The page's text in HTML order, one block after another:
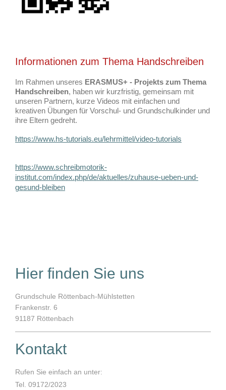
Informationen zum Thema Handschreiben
Im Rahmen unseres ERASMUS+ - Projekts zum Thema
Handschreiben, haben wir kurzfristig, gemeinsam mit
unseren Partnern, kurze Videos mit einfachen und
kreativen Übungen für Vorschul- und Grundschulkinder und
ihre Eltern gedreht.
https://www.hs-tutorials.eu/lehrmittel/video-tutorials
https://www.schreibmotorik-
institut.com/index.php/de/aktuelles/zuhause-ueben-und-
gesund-bleiben
Hier finden Sie uns
Grundschule Röttenbach-Mühlstetten
Frankenstr. 6
91187 Röttenbach
Kontakt
Rufen Sie einfach an unter:
Tel. 09172/2023